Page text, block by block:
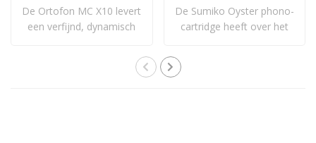
De Ortofon MC X10 levert
een verfijnd, dynamisch
De Sumiko Oyster phono-
cartridge heeft over het